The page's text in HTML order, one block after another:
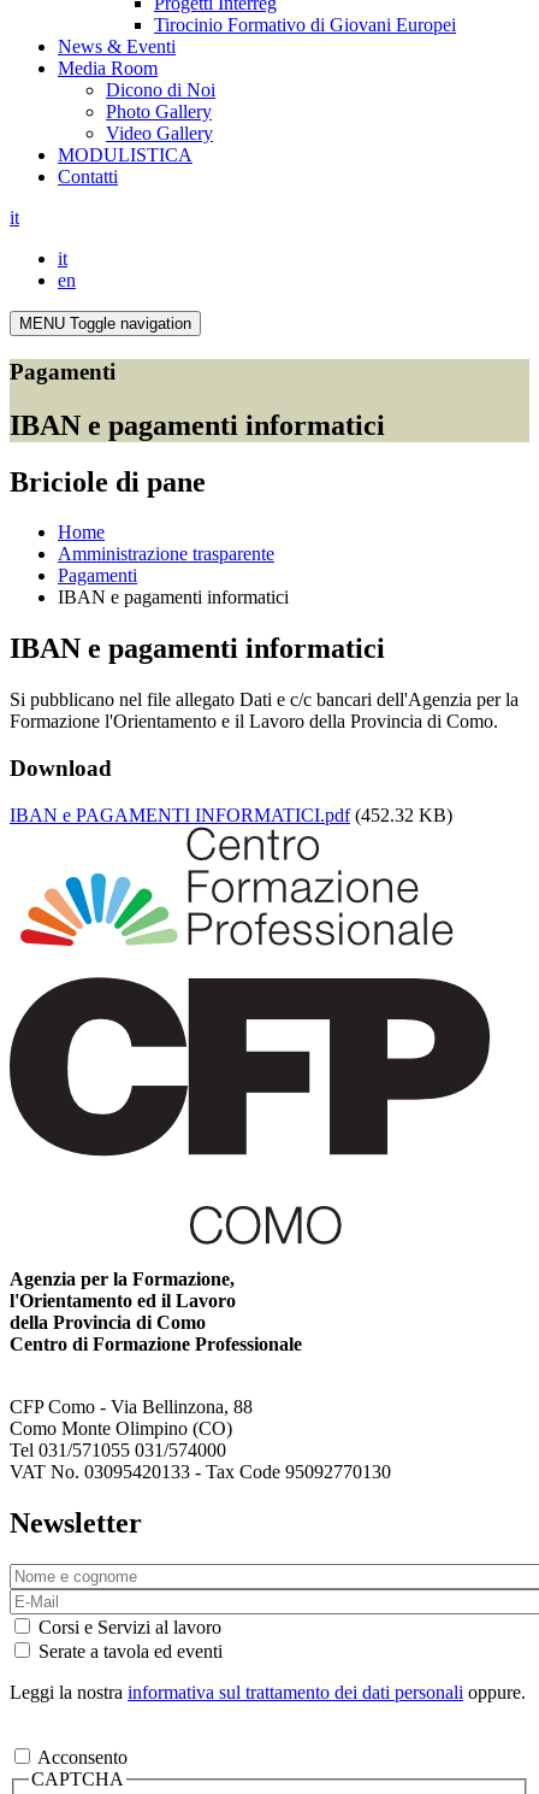
Tirocinio Formativo di Giovani Europei
News & Eventi
Media Room
Dicono di Noi
Photo Gallery
Video Gallery
MODULISTICA
Contatti
it
it
en
MENU Toggle navigation
Pagamenti
IBAN e pagamenti informatici
Briciole di pane
Home
Amministrazione trasparente
Pagamenti
IBAN e pagamenti informatici
IBAN e pagamenti informatici
Si pubblicano nel file allegato Dati e c/c bancari dell'Agenzia per la
Formazione l'Orientamento e il Lavoro della Provincia di Como.
Download
IBAN e PAGAMENTI INFORMATICI.pdf(452.32 KB)
Agenzia per la Formazione,
l'Orientamento ed il Lavoro
della Provincia di Como
Centro di Formazione Professionale
CFP Como - Via Bellinzona, 88
Como Monte Olimpino (CO)
Tel 031/571055 031/574000
VAT No. 03095420133 - Tax Code 95092770130
Newsletter
Corsi e Servizi al lavoro
Serate a tavola ed eventi
Leggi la nostra informativa sul trattamento dei dati personali oppure.
Acconsento
CAPTCHA